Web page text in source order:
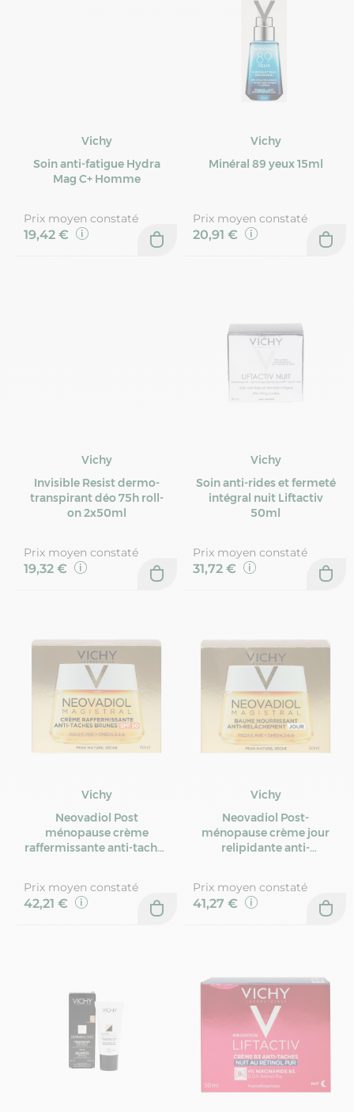
Vichy
Soin anti-fatigue Hydra
Mag C+ Homme
Prix moyen constaté
19,42 €
Vichy
Minéral 89 yeux 15ml
Prix moyen constaté
20,91 €
Vichy
Invisible Resist dermo-
transpirant déo 75h roll-
on 2x50ml
Prix moyen constaté
19,32 €
Vichy
Soin anti-rides et fermeté
intégral nuit Liftactiv
50ml
Prix moyen constaté
31,72 €
Vichy
Neovadiol Post
ménopause crème
raffermissante anti-taches
Prix moyen constaté
42,21 €
Vichy
Neovadiol Post-
ménopause crème jour
relipidante anti-
Prix moyen constaté
41,27 €